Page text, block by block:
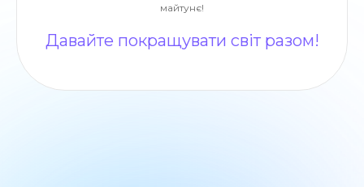
майтунє!
Давайте покращувати світ разом!